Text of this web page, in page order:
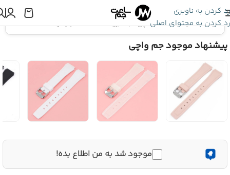
رد کردن به ناوبری
رد کردن به محتوای اصلی
اینجا هستید:بند ساعت مچی»بند برزنت ساعت 22 میلیمتر | کد 4029
پیشنهاد موجود جم واچی
موجود شد به من اطلاع بده!